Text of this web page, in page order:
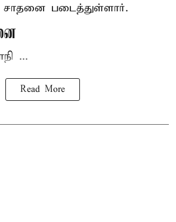
படைத்துள்ளார்.
...
Read More